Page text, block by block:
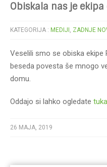
Obiskala nas je
KATEGORIJA : MEDIJI , ZADNJE
Veselili smo se obiska ekipe
beseda povesta še mnogo
domu.
Oddajo si lahko ogledate
26 MAJA, 2019
Post